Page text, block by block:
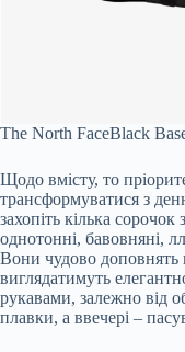
The North FaceBlack
Щодо вмісту, то
трансформуватися з
захопіть кілька
однотонні, бавовняні,
Вони чудово доповнять
виглядатимуть
рукавами, залежно від
плавки, а ввечері –